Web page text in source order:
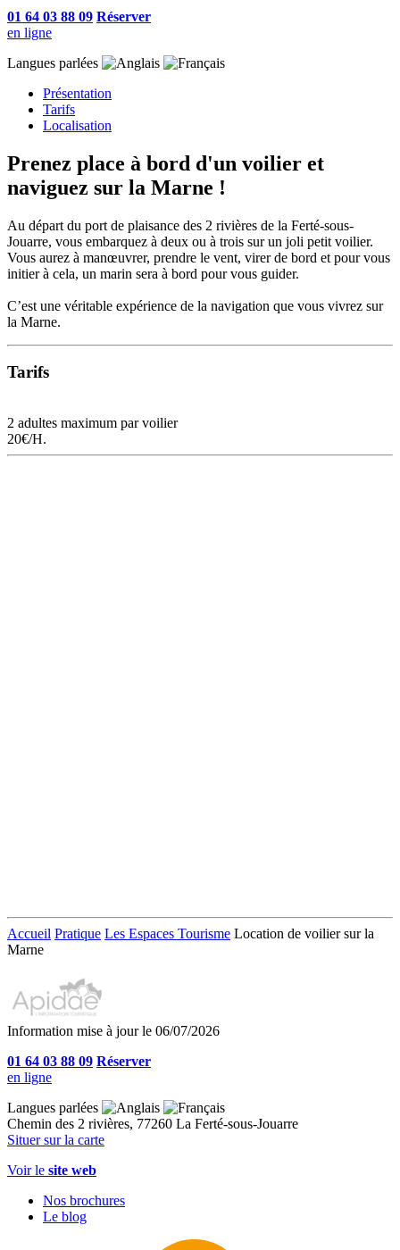
01 64 03 88 09 Réserver
en ligne
Langues parlées
Présentation
Tarifs
Localisation
Prenez place à bord d'un voilier et
naviguez sur la Marne !
Au départ du port de plaisance des 2 rivières de la Ferté-sous-
Jouarre, vous embarquez à deux ou à trois sur un joli petit voilier.
Vous aurez à manœuvrer, prendre le vent, virer de bord et pour vous
initier à cela, un marin sera à bord pour vous guider.
C’est une véritable expérience de la navigation que vous vivrez sur
la Marne.
Tarifs
2 adultes maximum par voilier
20€/H.
Accueil Pratique Les Espaces Tourisme Location de voilier sur la
Marne
Information mise à jour le 06/07/2026
01 64 03 88 09 Réserver
en ligne
Langues parlées
Chemin des 2 rivières, 77260 La Ferté-sous-Jouarre
Situer sur la carte
Voir le site web
Nos brochures
Le blog